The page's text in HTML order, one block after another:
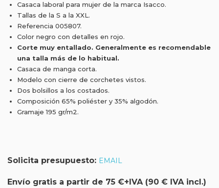
Casaca laboral para mujer de la marca Isacco.
Tallas de la S a la XXL.
Referencia 005807.
Color negro con detalles en rojo.
Corte muy entallado. Generalmente es recomendable
una talla más de lo habitual.
Casaca de manga corta.
Modelo con cierre de corchetes vistos.
Dos bolsillos a los costados.
Composición 65% poliéster y 35% algodón.
Gramaje 195 gr/m2.
Solicita presupuesto: EMAIL
Envío gratis a partir de 75 €+IVA (90 € IVA incl.)